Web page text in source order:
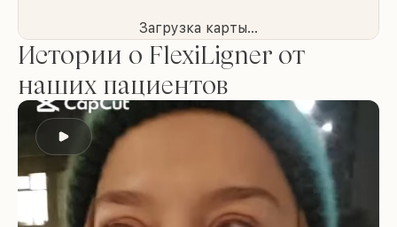
Загрузка карты...
Истории о FlexiLigner от
наших пациентов